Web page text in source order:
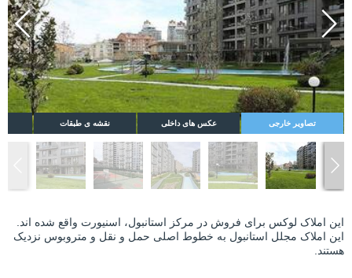
تصاویر خارجی عکس های داخلی نقشه ی طبقات
این املاک لوکس برای فروش در مرکز استانبول، اسنیورت واقع شده اند.
این املاک مجلل استانبول به خطوط اصلی حمل و نقل و متروبوس نزدیک
هستند.